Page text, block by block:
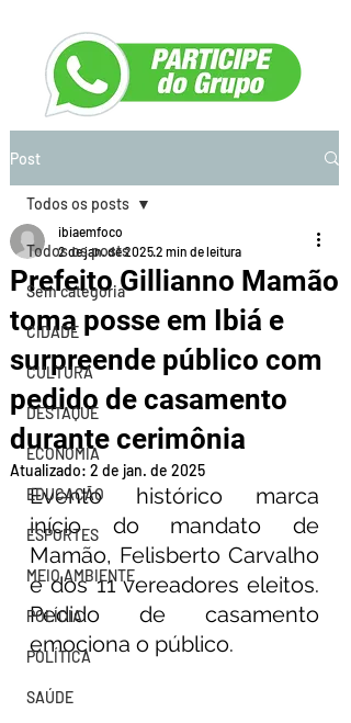
Post
Todos os posts
Sem categoria
CIDADE
CULTURA
DESTAQUE
ECONOMIA
EDUCAÇÃO
ESPORTES
MEIO AMBIENTE
POLÍCIA
POLÍTICA
SAÚDE
Todos os posts
Prefeito Gillianno Mamão
toma posse em Ibiá e
surpreende público com
pedido de casamento
durante cerimônia
ibiaemfoco
2 de jan. de 20252 min de leitura
Atualizado: 2 de jan. de 2025
Evento histórico marca
início do mandato de
Mamão, Felisberto Carvalho
e dos 11 vereadores eleitos.
Pedido de casamento
emociona o público.